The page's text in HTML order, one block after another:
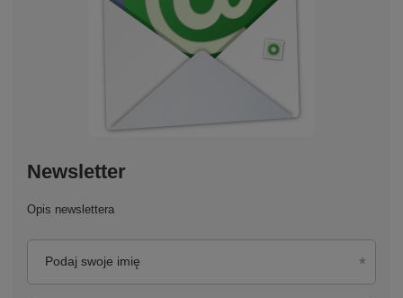
Newsletter
Opis newslettera
Podaj swoje imię